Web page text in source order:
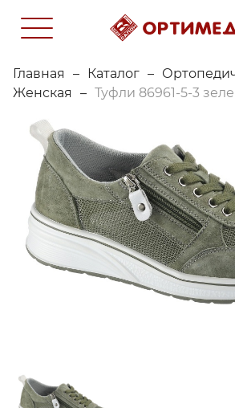
Главная – Каталог –
Женская
– Туфли 86961-5-3